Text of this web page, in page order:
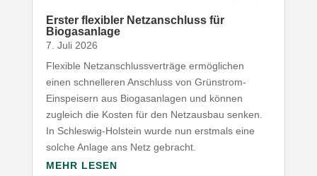
Erster flexibler Netz­an­schluss für
Biogasanlage
7. Juli 2026
Flexible Netz­an­schluss­ver­träge ermög­lichen
einen schnel­leren Anschluss von Grünstrom-​
Einspeisern aus Biogas­an­lagen und können
zugleich die Kosten für den Netz­ausbau senken.
In Schleswig-​Holstein wurde nun erstmals eine
solche Anlage ans Netz gebracht.
MEHR LESEN